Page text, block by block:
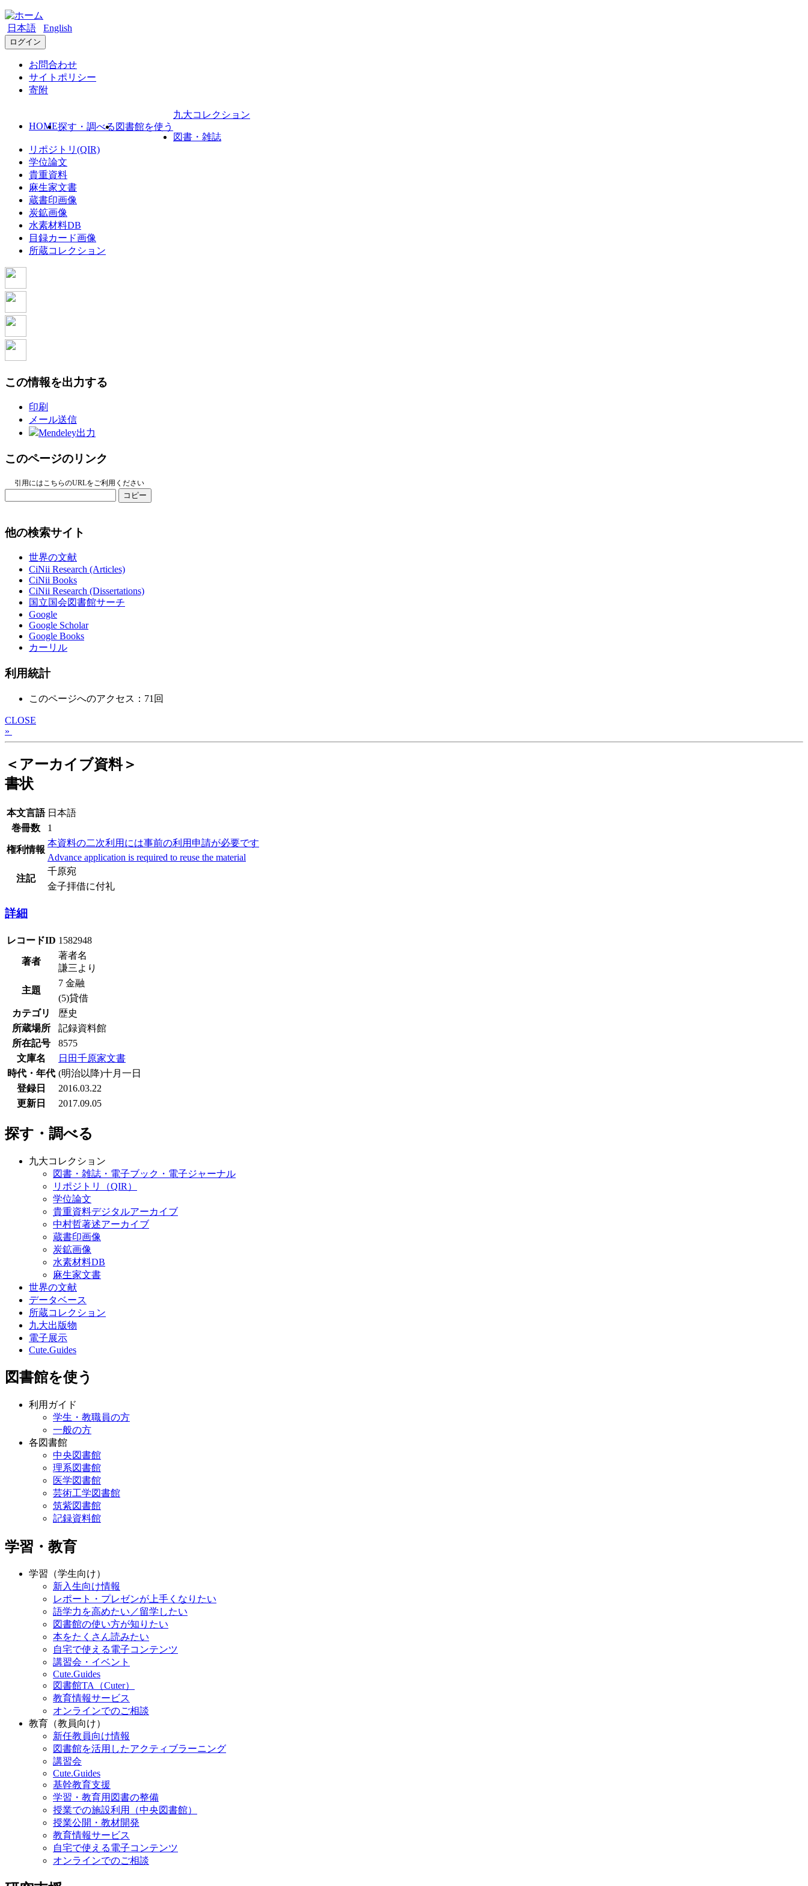
日本語 English
ログイン
お問合わせ
サイトポリシー
寄附
HOME探す・調べる 図書館を使う
九大コレクション
図書・雑誌
リポジトリ(QIR)
学位論文
貴重資料
麻生家文書
蔵書印画像
炭鉱画像
水素材料DB
目録カード画像
所蔵コレクション
この情報を出力する
印刷
メール送信
Mendeley出力
このページのリンク
引用にはこちらのURLをご利用ください
コピー
他の検索サイト
世界の文献
CiNii Research (Articles)
CiNii Books
CiNii Research (Dissertations)
国立国会図書館サーチ
Google
Google Scholar
Google Books
カーリル
利用統計
このページへのアクセス：71回
CLOSE
»
＜アーカイブ資料＞
書状
本文言語 日本語
巻冊数
1
権利情報
本資料の二次利用には事前の利用申請が必要です
Advance application is required to reuse the material
注記
千原宛
金子拝借に付礼
詳細
レコードID 1582948
著者
著者名
謙三より
主題
7 金融
(5)貸借
カテゴリ
歴史
所蔵場所
記録資料館
所在記号
8575
文庫名
日田千原家文書
時代・年代 (明治以降)十月一日
登録日
2016.03.22
更新日
2017.09.05
探す・調べる
九大コレクション
図書・雑誌・電子ブック・電子ジャーナル
リポジトリ（QIR）
学位論文
貴重資料デジタルアーカイブ
中村哲著述アーカイブ
蔵書印画像
炭鉱画像
水素材料DB
麻生家文書
世界の文献
データベース
所蔵コレクション
九大出版物
電子展示
Cute.Guides
図書館を使う
利用ガイド
学生・教職員の方
一般の方
各図書館
中央図書館
理系図書館
医学図書館
芸術工学図書館
筑紫図書館
記録資料館
学習・教育
学習（学生向け）
新入生向け情報
レポート・プレゼンが上手くなりたい
語学力を高めたい／留学したい
図書館の使い方が知りたい
本をたくさん読みたい
自宅で使える電子コンテンツ
講習会・イベント
Cute.Guides
図書館TA（Cuter）
教育情報サービス
オンラインでのご相談
教育（教員向け）
新任教員向け情報
図書館を活用したアクティブラーニング
講習会
Cute.Guides
基幹教育支援
学習・教育用図書の整備
授業での施設利用（中央図書館）
授業公開・教材開発
教育情報サービス
自宅で使える電子コンテンツ
オンラインでのご相談